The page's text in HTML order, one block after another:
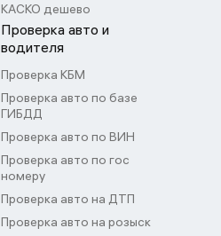
КАСКО дешево
Проверка авто и
водителя
Проверка КБМ
Проверка авто по базе
ГИБДД
Проверка авто по ВИН
Проверка авто по гос
номеру
Проверка авто на ДТП
Проверка авто на розыск